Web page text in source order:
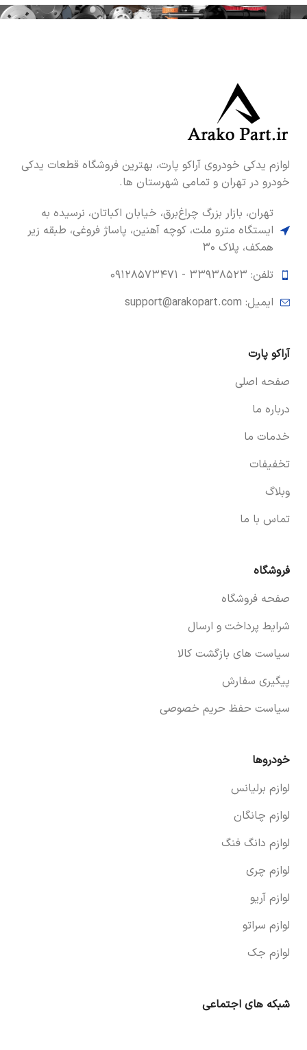
لوازم یدکی خودروی آراکو پارت، بهترین فروشگاه قطعات یدکی
خودرو در تهران و تمامی شهرستان ها.
تهران، بازار بزرگ چراغ‌برق، خیابان اکباتان، نرسیده به
ایستگاه مترو ملت، کوچه آهنین، پاساژ فروغی، طبقه زیر
همکف، پلاک ۳۰
تلفن: ۳۳۹۳۸۵۲۳ -
۰۹۱۲۸۵۷۳۴۷۱
ایمیل: support@arakopart.com
آراکو پارت
صفحه اصلی
درباره ما
خدمات ما
تخفیفات
وبلاگ
تماس با ما
فروشگاه
صفحه فروشگاه
شرایط پرداخت و ارسال
سیاست های بازگشت کالا
پیگیری سفارش
سیاست حفظ حریم خصوصی
خودروها
لوازم برلیانس
لوازم چانگان
لوازم دانگ فنگ
لوازم چری
لوازم آریو
لوازم سراتو
لوازم جک
شبکه های اجتماعی